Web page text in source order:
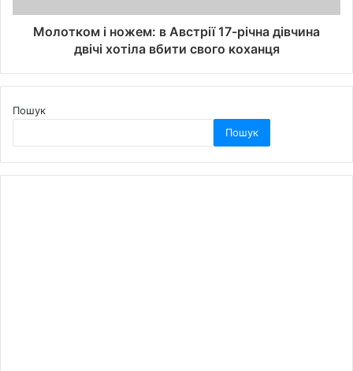
Молотком і ножем: в Австрії 17-річна дівчина
двічі хотіла вбити свого коханця
Пошук
Пошук